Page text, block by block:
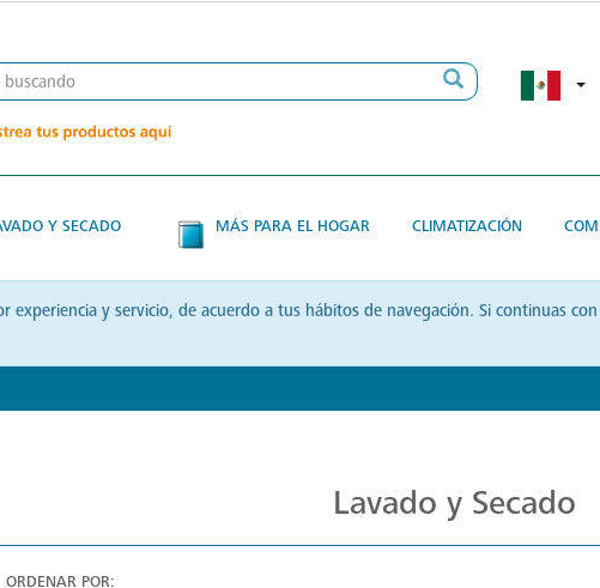
Y SECADO MÁS PARA EL HOGAR CLIMATIZACIÓN
y servicio, de acuerdo a tus hábitos de navegación. Si continuas
Lavado y Secado
ORDENAR POR: